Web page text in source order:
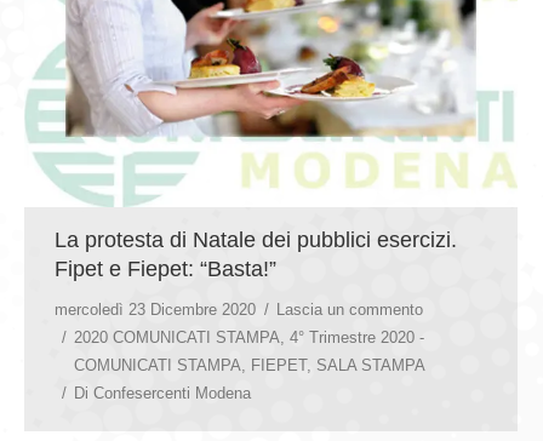
La protesta di Natale dei pubblici esercizi.
Fipet e Fiepet: “Basta!”
mercoledì 23 Dicembre 2020
Lascia un commento
2020 COMUNICATI STAMPA, 4° Trimestre 2020 -
COMUNICATI STAMPA, FIEPET, SALA STAMPA
Di Confesercenti Modena